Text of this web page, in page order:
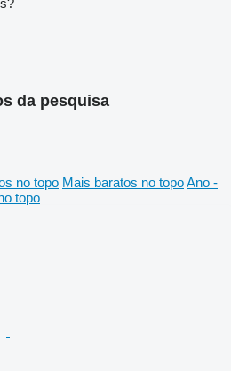
da pesquisa
no topo Mais baratos no topoAno -
topo